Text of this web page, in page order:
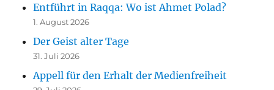
Entführt in Raqqa: Wo ist Ahmet Polad?
1. August 2026
Der Geist alter Tage
31. Juli 2026
Appell für den Erhalt der Medienfreiheit